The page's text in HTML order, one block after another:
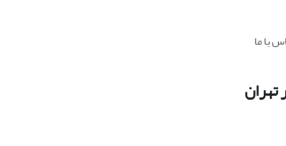
با ما